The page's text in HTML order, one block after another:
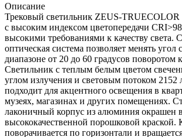
Описание
Трековый светильник ZEUS-
с высоким индексом цветопередачи
высокими требованиями к качеству света.
оптическая система позволяет менять угол
диапазоне от 20 до 60 градусов поворотом
Светильник с теплым белым цветом
углом излучения и световым потоком 2152
подходит для акцентного освещения в
музеях, магазинах и других помещениях.
лаконичный корпус из алюминия окрашен
высококачественной порошковой краской.
поворачивается по горизонтали и